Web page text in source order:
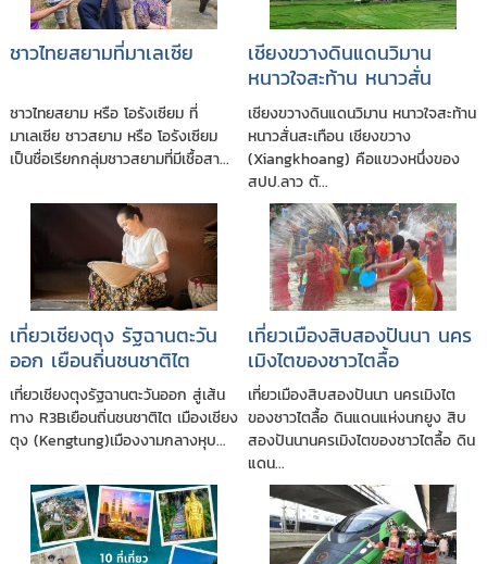
ชาวไทยสยามที่มาเลเซีย
ชาวไทยสยาม หรือ โอรังเซียม ที่
มาเลเซีย ชาวสยาม หรือ โอรังเซียม
เป็นชื่อเรียกกลุ่มชาวสยามที่มีเชื้อสา...
เชียงขวางดินแดนวิมาน
หนาวใจสะท้าน หนาวสั่น
สะเทือน
เชียงขวางดินแดนวิมาน หนาวใจสะท้าน
หนาวสั่นสะเทือน เชียงขวาง
(Xiangkhoang) คือแขวงหนึ่งของ
สปป.ลาว ตั...
เที่ยวเชียงตุง รัฐฉานตะวัน
ออก เยือนถิ่นชนชาติไต
เที่ยวเชียงตุงรัฐฉานตะวันออก สู่เส้น
ทาง R3Bเยือนถิ่นชนชาติไต เมืองเชียง
ตุง (Kengtung)เมืองงามกลางหุบ...
เที่ยวเมืองสิบสองปันนา นคร
เมิงไตของชาวไตลื้อ
เที่ยวเมืองสิบสองปันนา นครเมิงไต
ของชาวไตลื้อ ดินแดนแห่งนกยูง สิบ
สองปันนานครเมิงไตของชาวไตลื้อ ดิน
แดน...